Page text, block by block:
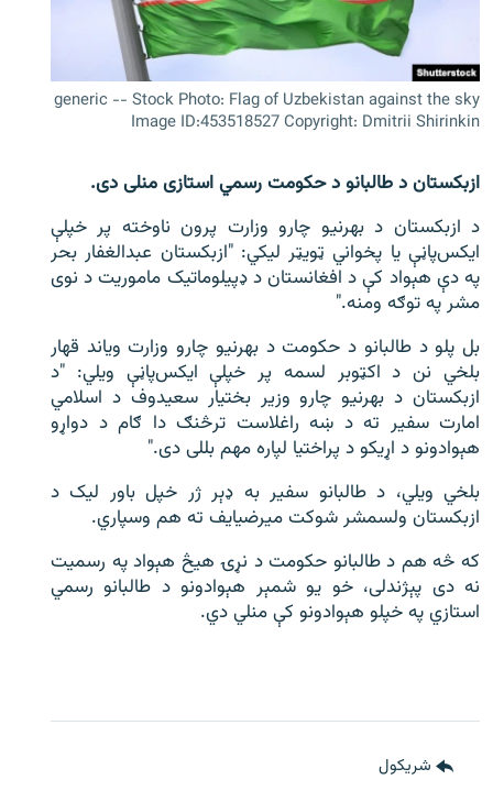
دري پاڼه
Azadi English
راسره ملګري شئ
د ازادې اروپا/ ازادي راډيو ټولې پاڼې
generic -- Stock Photo: Flag of Uzbekistan against the sky
Image ID:453518527 Copyright: Dmitrii Shirinkin
ازبکستان د طالبانو د حکومت رسمي استازی منلی دی.
د ازبکستان د بهرنیو چارو وزارت پرون ناوخته پر خپلې
ایکس‌پاڼې یا پخواني ټویټر لیکي: "ازبکستان عبدالغفار بحر
په دې هېواد کې د افغانستان د ډپیلوماتیک ماموریت د نوی
مشر په توګه ومنه."
بل پلو د طالبانو د حکومت د بهرنیو چارو وزارت ویاند قهار
بلخي نن د اکټوبر لسمه پر خپلې ایکس‌پاڼې ویلي: "د
ازبکستان د بهرنیو چارو وزیر بختیار سعیدوف د اسلامي
امارت سفیر ته د ښه راغلاست ترڅنګ دا ګام د دواړو
هېوادونو د اړیکو د پراختیا لپاره مهم بللی دی."
بلخي ویلي، د طالبانو سفیر به ډېر ژر خپل باور لیک د
ازبکستان ولسمشر شوکت میرضیایف ته هم وسپاري.
که څه هم د طالبانو حکومت د نړۍ هیڅ هېواد په رسمیت
نه دی پېژندلی، خو یو شمېر هېوادونو د طالبانو رسمي
استازي په خپلو هېوادونو کې منلي دي.
شريکول